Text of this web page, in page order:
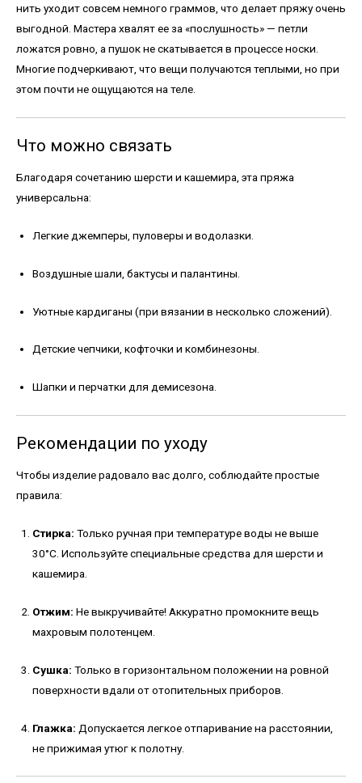
нить уходит совсем немного граммов, что делает пряжу очень
выгодной. Мастера хвалят ее за «послушность» — петли
ложатся ровно, а пушок не скатывается в процессе носки.
Многие подчеркивают, что вещи получаются теплыми, но при
этом почти не ощущаются на теле.
Что можно связать
Благодаря сочетанию шерсти и кашемира, эта пряжа
универсальна:
Легкие джемперы, пуловеры и водолазки.
Воздушные шали, бактусы и палантины.
Уютные кардиганы (при вязании в несколько сложений).
Детские чепчики, кофточки и комбинезоны.
Шапки и перчатки для демисезона.
Рекомендации по уходу
Чтобы изделие радовало вас долго, соблюдайте простые
правила:
Стирка: Только ручная при температуре воды не выше
30°C. Используйте специальные средства для шерсти и
кашемира.
Отжим: Не выкручивайте! Аккуратно промокните вещь
махровым полотенцем.
Сушка: Только в горизонтальном положении на ровной
поверхности вдали от отопительных приборов.
Глажка: Допускается легкое отпаривание на расстоянии,
не прижимая утюг к полотну.